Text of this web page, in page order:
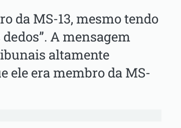
da MS-13, mesmo tendo
A mensagem
altamente
ele era membro da MS-